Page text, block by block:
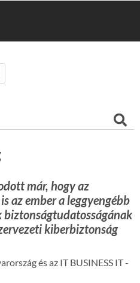
már, hogy az
az ember a leggyengébb
biztonságtudatosságának
kiberbiztonság
és az IT BUSINESS IT -